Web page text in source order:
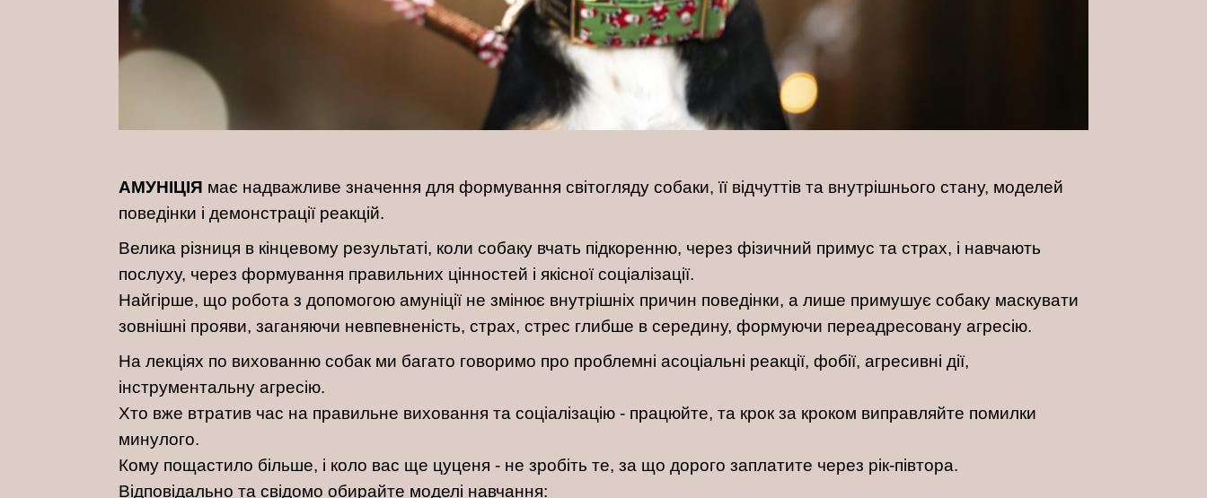
АМУНІЦІЯ має надважливе значення для формування світогляду собаки, її відчуттів та внутрішнього стану, моделей
поведінки і демонстрації реакцій.
Велика різниця в кінцевому результаті, коли собаку вчать підкоренню, через фізичний примус та страх, і навчають
послуху, через формування правильних цінностей і якісної соціалізації.
Найгірше, що робота з допомогою амуніції не змінює внутрішніх причин поведінки, а лише примушує собаку маскувати
зовнішні прояви, заганяючи невпевненість, страх, стрес глибше в середину, формуючи переадресовану агресію.
На лекціях по вихованню собак ми багато говоримо про проблемні асоціальні реакції, фобії, агресивні дії,
інструментальну агресію.
Хто вже втратив час на правильне виховання та соціалізацію - працюйте, та крок за кроком виправляйте помилки
минулого.
Кому пощастило більше, і коло вас ще цуценя - не зробіть те, за що дорого заплатите через рік-півтора.
Відповідально та свідомо обирайте моделі навчання: